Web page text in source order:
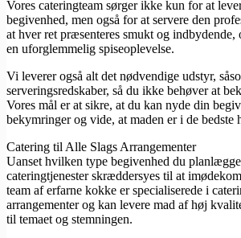
Vores cateringteam sørger ikke kun for at
begivenhed, men også for at servere den
at hver ret præsenteres smukt og
en uforglemmelig spiseoplevelse.
Vi leverer også alt det nødvendige udstyr,
serveringsredskaber, så du ikke behøver at
Vores mål er at sikre, at du kan nyde din
bekymringer og vide, at maden er i de bedste
Catering til Alle Slags Arrangementer
Uanset hvilken type begivenhed du
cateringtjenester skræddersyes til at
team af erfarne kokke er specialiserede i
arrangementer og kan levere mad af høj
til temaet og stemningen.